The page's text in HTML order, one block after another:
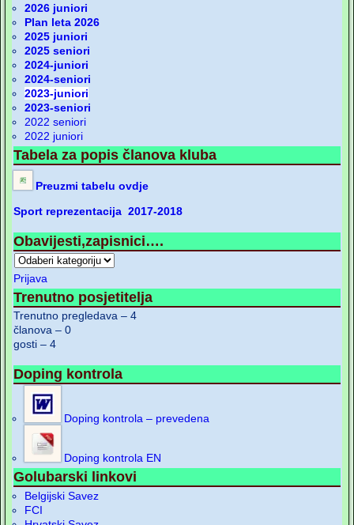
2026 juniori
Plan leta 2026
2025 juniori
2025 seniori
2024-juniori
2024-seniori
2023-juniori
2023-seniori
2022 seniori
2022 juniori
Tabela za popis članova kluba
Preuzmi tabelu ovdje
Sport reprezentacija 2017-2018
Obavijesti,zapisnici….
Prijava
Trenutno posjetitelja
Trenutno pregledava – 4
članova – 0
gosti – 4
Doping kontrola
Doping kontrola – prevedena
Doping kontrola EN
Golubarski linkovi
Belgijski Savez
FCI